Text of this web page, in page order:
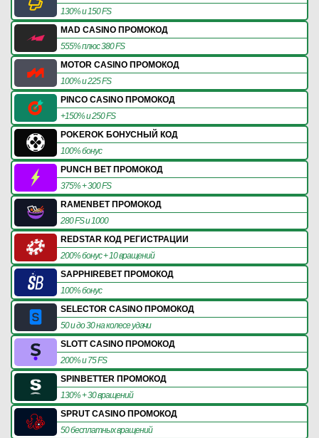
130% и 150 FS
MAD CASINO ПРОМОКОД
555% плюс 380 FS
MOTOR CASINO ПРОМОКОД
100% и 225 FS
PINCO CASINO ПРОМОКОД
+150% и 250 FS
POKEROK БОНУСНЫЙ КОД
100% бонус
PUNCH BET ПРОМОКОД
375% + 300 FS
RAMENBET ПРОМОКОД
280 FS и 1000
REDSTAR КОД РЕГИСТРАЦИИ
200% бонус + 10 вращений
SAPPHIREBET ПРОМОКОД
100% бонус
SELECTOR CASINO ПРОМОКОД
50 и до 30 на колесе удачи
SLOTT CASINO ПРОМОКОД
200% и 75 FS
SPINBETTER ПРОМОКОД
130% + 30 вращений
SPRUT CASINO ПРОМОКОД
50 бесплатных вращений